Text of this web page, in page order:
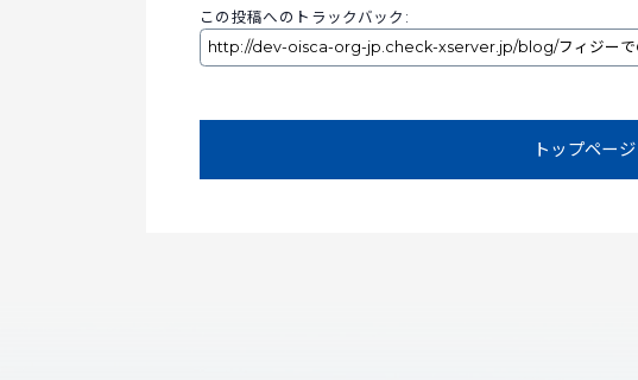
この投稿へのトラックバック:
トップページ